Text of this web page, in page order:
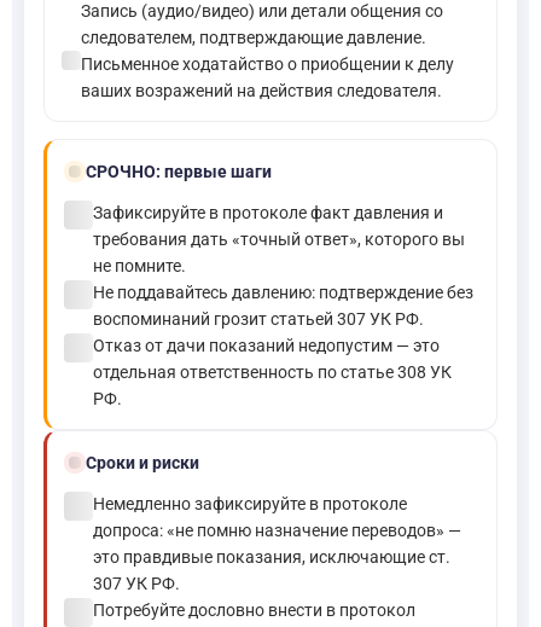
Запись (аудио/видео) или детали общения со
следователем, подтверждающие давление.
Письменное ходатайство о приобщении к делу
ваших возражений на действия следователя.
boltСРОЧНО: первые шаги
Зафиксируйте в протоколе факт давления и
требования дать «точный ответ», которого вы
не помните.
Не поддавайтесь давлению: подтверждение без
воспоминаний грозит статьей 307 УК РФ.
Отказ от дачи показаний недопустим — это
отдельная ответственность по статье 308 УК
РФ.
schedule Сроки и риски
Немедленно зафиксируйте в протоколе
допроса: «не помню назначение переводов» —
это правдивые показания, исключающие ст.
307 УК РФ.
Потребуйте дословно внести в протокол